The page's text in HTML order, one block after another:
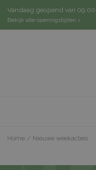
naar
content
Home Nieuwe weekacties
Vandaag geopend van 09:00
Bekijk alle openingstijden >